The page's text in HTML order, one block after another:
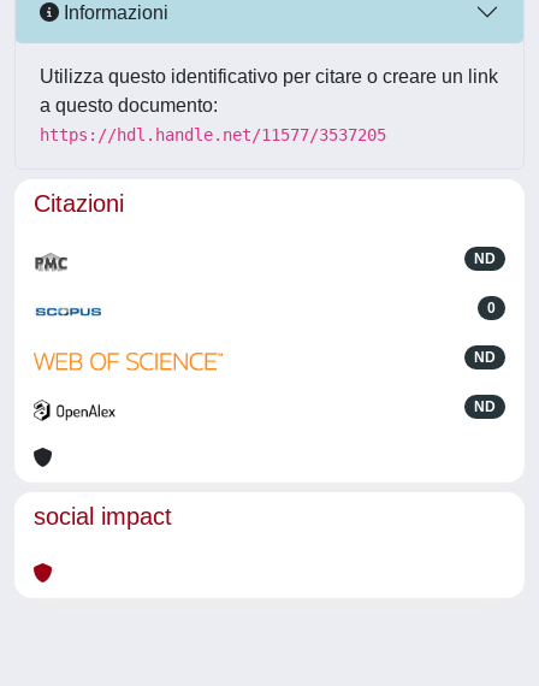
Informazioni
Utilizza questo identificativo per citare o creare un link
a questo documento:
https://hdl.handle.net/11577/3537205
Citazioni
ND
0
ND
ND
social impact